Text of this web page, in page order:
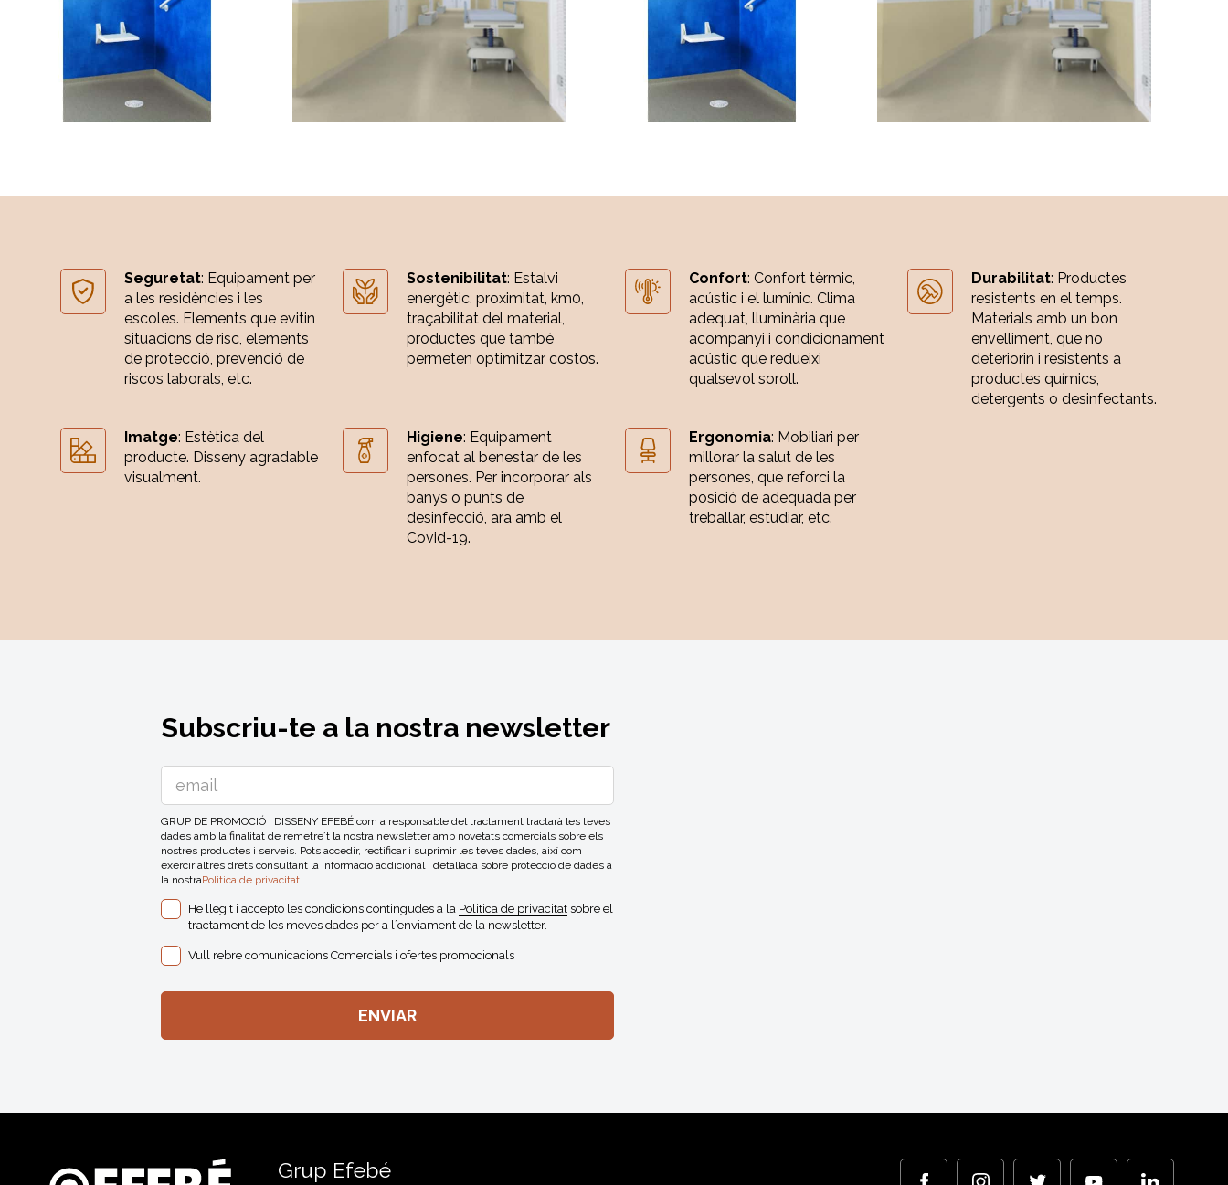
Seguretat: Equipament per
a les residències i les
escoles. Elements que evitin
situacions de risc, elements
de protecció, prevenció de
riscos laborals, etc.
Sostenibilitat: Estalvi
energètic, proximitat, km0,
traçabilitat del material,
productes que també
permeten optimitzar costos.
Confort: Confort tèrmic,
acústic i el lumínic. Clima
adequat, lluminària que
acompanyi i condicionament
acústic que redueixi
qualsevol soroll.
Durabilitat: Productes
resistents en el temps.
Materials amb un bon
envelliment, que no
deteriorin i resistents a
productes químics,
detergents o desinfectants.
Imatge: Estètica del
producte. Disseny agradable
visualment.
Higiene: Equipament
enfocat al benestar de les
persones. Per incorporar als
banys o punts de
desinfecció, ara amb el
Covid-19.
Ergonomia: Mobiliari per
millorar la salut de les
persones, que reforci la
posició de adequada per
treballar, estudiar, etc.
Subscriu-te a la nostra newsletter
GRUP DE PROMOCIÓ I DISSENY EFEBÉ com a responsable del tractament tractarà les teves
dades amb la finalitat de remetre´t la nostra newsletter amb novetats comercials sobre els
nostres productes i serveis. Pots accedir, rectificar i suprimir les teves dades, així com
exercir altres drets consultant la informació addicional i detallada sobre protecció de dades a
la nostraPolitica de privacitat.
He llegit i accepto les condicions contingudes a la Politica de privacitatsobre el
tractament de les meves dades per a l´enviament de la newsletter.
Vull rebre comunicacions Comercials i ofertes promocionals
Grup Efebé